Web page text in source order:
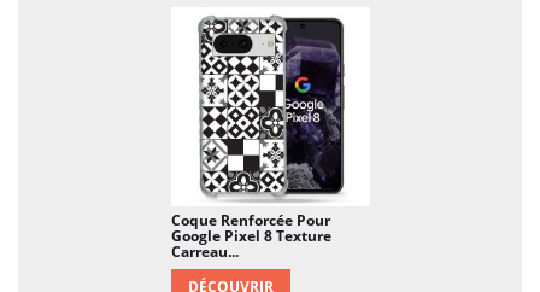
Coque Renforcée Pour
Google Pixel 8 Texture
Carreau...
DÉCOUVRIR